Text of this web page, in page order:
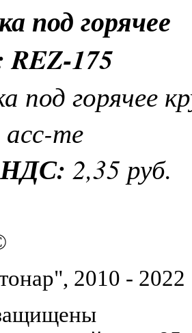
под горячее
175
под горячее
те
НДС: 2,35 руб.
2010 - 2022